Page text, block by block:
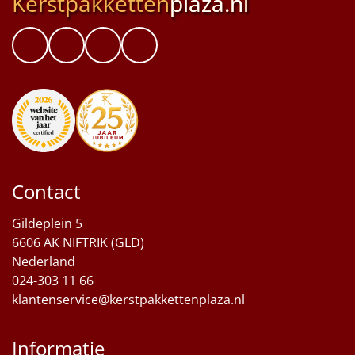
Contact
Gildeplein 5
6606 AK NIFTRIK (GLD)
Nederland
024-303 11 66
klantenservice@kerstpakkettenplaza.nl
Informatie